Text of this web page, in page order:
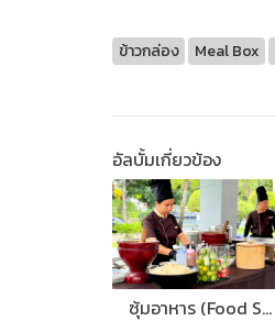
ข้าวกล่อง Meal Box
อัลบั้มเกี่ยวข้อง
ซุ้มอาหาร (Food Stall)